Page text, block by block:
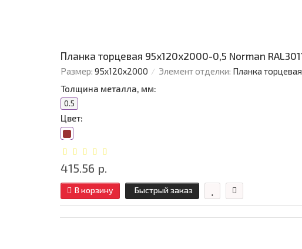
Планка торцевая 95х120х2000-0,5 Norman
Размер: 95х120х2000 Элемент отделки: Планка торцевая
Толщина металла, мм:
0.5
Цвет:
415.56 р.
В корзину Быстрый заказ